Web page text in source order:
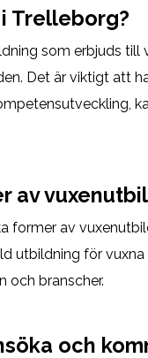
Trelleborg?
som erbjuds
Det är viktigt att
av
former av
utbildning för
och branscher.
och